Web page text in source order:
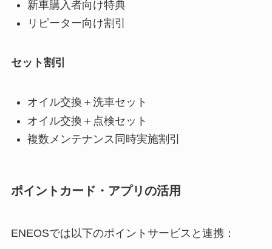
新車購入者向け特典
リピーター向け割引
セット割引
オイル交換＋洗車セット
オイル交換＋点検セット
複数メンテナンス同時実施割引
ポイントカード・アプリの活用
ENEOSでは以下のポイントサービスと連携：